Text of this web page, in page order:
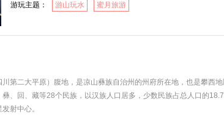
游玩主题：
游山玩水 蜜月旅游
第二大平原）腹地，是凉山彝族自治州的州府所在地，也是攀西
、回、藏等28个民族，以汉族人口居多，少数民族占总人口的
射中心。